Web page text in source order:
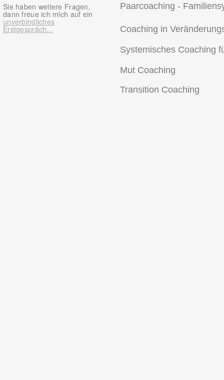
Paarcoaching -
Coaching in
Systemisches Coaching
Mut Coaching
Transition Coaching
Sie haben weitere Fragen,
dann freue ich mich auf ein
unverbindliches
Erstgespräch...